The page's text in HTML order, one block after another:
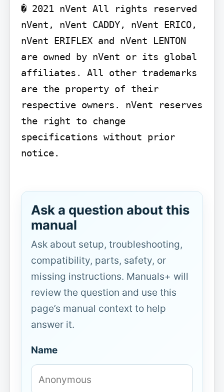
� 2021 nVent All rights reserved
nVent, nVent CADDY, nVent ERICO,
nVent ERIFLEX and nVent LENTON
are owned by nVent or its global
affiliates. All other trademarks
are the property of their
respective owners. nVent reserves
the right to change
specifications without prior
notice.
Ask a question about this
manual
Ask about setup, troubleshooting,
compatibility, parts, safety, or
missing instructions. Manuals+ will
review the question and use this
page’s manual context to help
answer it.
Name